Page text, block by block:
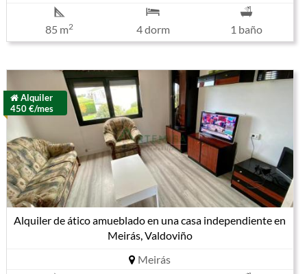
85 m2 4 dorm 1 baño
Alquiler
450 €/mes
Alquiler de ático amueblado en una casa independiente en
Meirás, Valdoviño
Meirás